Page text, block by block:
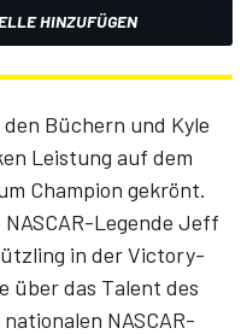
HINZUFÜGEN
den Büchern und Kyle
Leistung auf dem
Champion gekrönt.
Legende Jeff
in der Victory-
über das Talent des
NASCAR-